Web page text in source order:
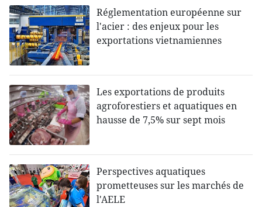
Réglementation européenne sur
l'acier : des enjeux pour les
exportations vietnamiennes
Les exportations de produits
agroforestiers et aquatiques en
hausse de 7,5% sur sept mois
Perspectives aquatiques
prometteuses sur les marchés de
l'AELE